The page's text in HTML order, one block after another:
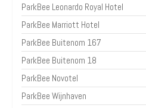
ParkBee Leonardo Royal Hotel
ParkBee Marriott Hotel
ParkBee Buitenom 167
ParkBee Buitenom 18
ParkBee Novotel
ParkBee Wijnhaven